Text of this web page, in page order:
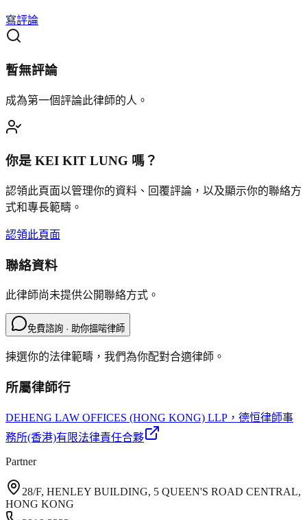
寫評論
暫無評論
成為第一個評論此律師的人。
你是 KEI KIT LUNG 嗎？
認領此頁面以管理你的資料、回覆評論，以及顯示你的聯絡方
式和專長範疇。
認領此頁面
聯絡資料
此律師尚未提供公開聯絡方式。
免費諮詢 · 助你搵啱律師
揀選你的法律範疇，我們為你配對合適律師。
所屬律師行
DEHENG LAW OFFICES (HONG KONG) LLP ，德恒律師事
務所(香港)有限法律責任合夥
Partner
28/F, HENLEY BUILDING, 5 QUEEN'S ROAD CENTRAL,
HONG KONG